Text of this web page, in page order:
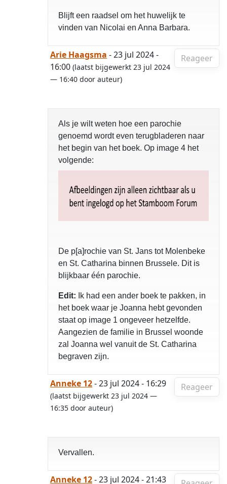
Blijft een raadsel om het huwelijk te
vinden van Nicolai en Anna Barbara.
Reageer
Arie Haagsma - 23 jul 2024 -
16:00 (laatst bijgewerkt 23 jul 2024
— 16:40 door auteur)
Als je wilt weten hoe een parochie
genoemd wordt even terugbladeren naar
het begin van het boek. Op image 4 het
volgende:
De p[a]rochie van St. Jans tot Molenbeke
en St. Catharina binnen Brussele. Dit is
blijkbaar één parochie.
Edit: Ik had een ander boek te pakken, in
het boek waar je Joanna hebt gevonden
staat op image 1 ongeveer hetzelfde.
Aangezien de familie in Brussel woonde
zal Joanna wel vanuit de St. Catharina
begraven zijn.
Reageer
Anneke 12- 23 jul 2024 - 16:29
(laatst bijgewerkt 23 jul 2024 —
16:35 door auteur)
Vervallen.
Anneke 12- 23 jul 2024 - 21:43